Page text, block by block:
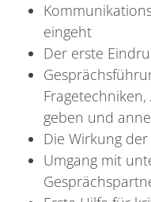
eingeht
Der erste
geben und
Die Wirkung
Umgang mit